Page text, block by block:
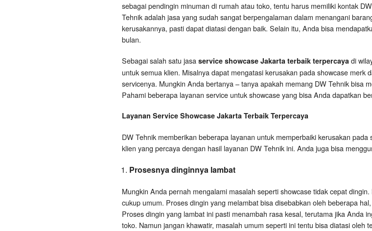
sebagai pendingin minuman di rumah atau toko, tentu harus memiliki kontak
Tehnik adalah jasa yang sudah sangat berpengalaman dalam menangani
kerusakannya, pasti dapat diatasi dengan baik. Selain itu, Anda bisa
bulan.
Sebagai salah satu jasa service showcase Jakarta terbaik terpercaya di
untuk semua klien. Misalnya dapat mengatasi kerusakan pada showcase
servicenya. Mungkin Anda bertanya – tanya apakah memang DW Tehnik bisa
Pahami beberapa layanan service untuk showcase yang bisa Anda dapatkan
Layanan Service Showcase Jakarta Terbaik Terpercaya
DW Tehnik memberikan beberapa layanan untuk memperbaiki kerusakan
klien yang percaya dengan hasil layanan DW Tehnik ini. Anda juga bisa
Prosesnya dinginnya lambat
Mungkin Anda pernah mengalami masalah seperti showcase tidak cepat
cukup umum. Proses dingin yang melambat bisa disebabkan oleh beberapa
Proses dingin yang lambat ini pasti menambah rasa kesal, terutama jika Anda
toko. Namun jangan khawatir, masalah umum seperti ini tentu bisa diatasi oleh